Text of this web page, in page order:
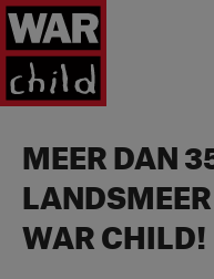
Ga naar homepage
MEER DAN
WAR CHILD!